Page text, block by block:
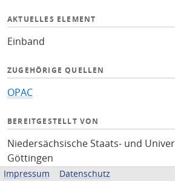
AKTUELLES ELEMENT
Einband
ZUGEHÖRIGE QUELLEN
OPAC
BEREITGESTELLT VON
Niedersächsische Staats- und
Göttingen
Impressum Datenschutz